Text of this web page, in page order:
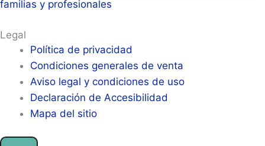
Legal
Política de privacidad
Condiciones generales de venta
Aviso legal y condiciones de uso
Declaración de Accesibilidad
Mapa del sitio